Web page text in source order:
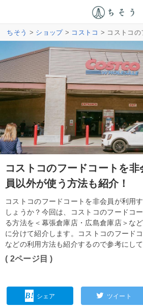
ちそう > ショップ> コストコ > コストコの
コストコのフードコートを
員以外が使う方法も紹介！
コストコのフードコートを非会員が利用
しょうか？今回は、コストコのフードコ
る方法を＜幕張倉庫店・広島倉庫店＞な
に分けて紹介します。コストコのフード
などの利用方法も紹介するので参考にし
( 2ページ目 )
シェア ツイート